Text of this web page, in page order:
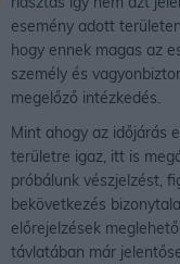
esemény adott
hogy ennek magas az
személy és
megelőző intézkedés.
Mint ahogy az időjárás
területre igaz, itt is
próbálunk vészjelzést,
bekövetkezés
előrejelzések
távlatában már